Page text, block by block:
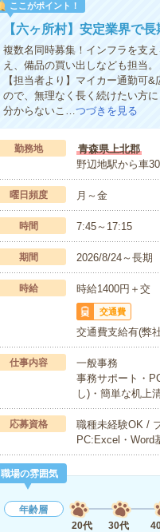
ここがポイント！
【六ヶ所村】安定業界で
複数名同時募集！インフラを支
え、備品の買い出しなども担当
【担当者より】マイカー通勤可
ので、無理なく長く続けたい方
分からないこ…つづきを見る
勤務地
青森県上北郡
野辺地駅から車
曜日頻度 月～金
時間 7:45～17:15
期間 2026/8/24～長
時給 時給1400円＋交
交通費
交通費支給有(弊
仕事内容
一般事務
事務サポート・
し)・簡単な机上
応募資格
職種未経験OK /
PC:Excel・Word
職場の雰囲気
年齢層
20代
30代